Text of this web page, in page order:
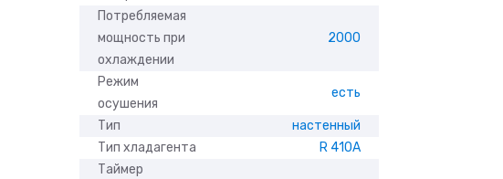
Потребляемая
мощность при
охлаждении
2000
Режим
осушения
есть
Тип
настенный
Тип хладагента
R 410A
Таймер